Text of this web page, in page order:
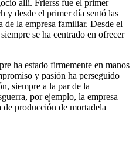
allí. Frierss fue el primer
y desde el primer día sentó las
de la empresa familiar. Desde el
se ha centrado en ofrecer
ha estado firmemente en manos
y pasión ha perseguido
siempre a la par de la
por ejemplo, la empresa
producción de mortadela